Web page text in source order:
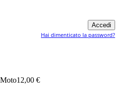
Hai dimenticato la password?
12,00 €